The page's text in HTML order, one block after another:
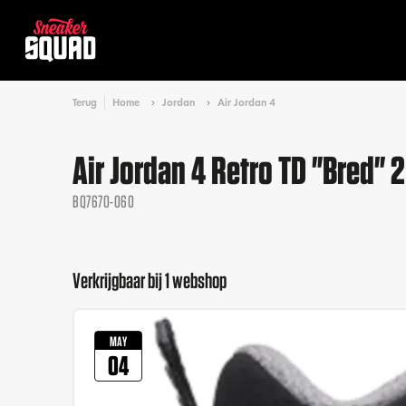
Terug Home Jordan Air Jordan 4
Air Jordan 4 Retro TD "Bred"
BQ7670-060
Verkrijgbaar bij 1 webshop
MAY
04